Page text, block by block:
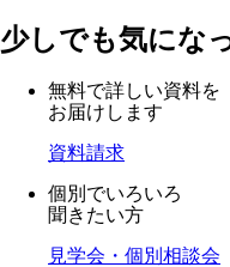
少しでも気にな
無料で詳しい資料を
お届けします
資料請求
個別でいろいろ
聞きたい方
見学会・個別相談会